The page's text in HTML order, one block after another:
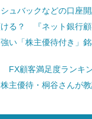
ュバックなどの口座
る？ 『ネット銀行顧
い「株主優待付き」
FX顧客満足度ランキ
主優待・桐谷さんが